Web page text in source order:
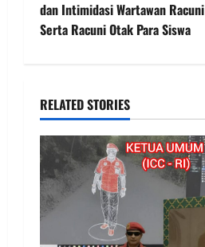
n
a
i
g
a
t
dan Intimidasi Wartawan Racuni
Serta Racuni Otak Para Siswa
RELATED STORIES